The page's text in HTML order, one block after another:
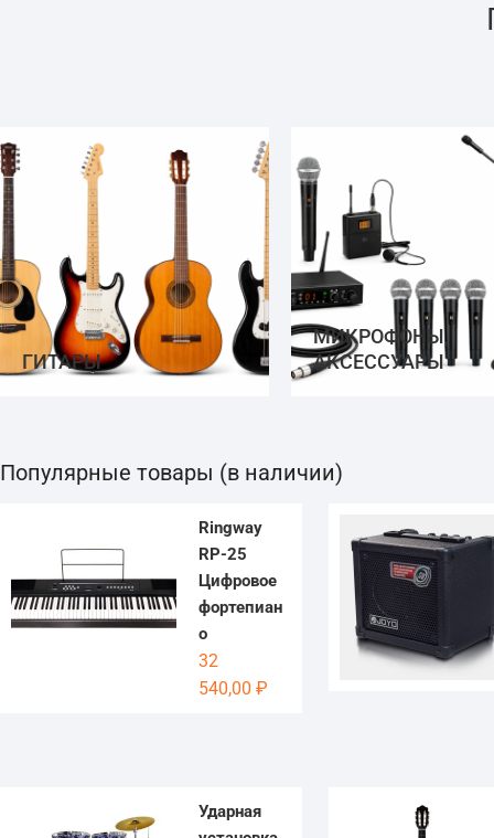
ГИТАРЫ
МИКРОФОНЫ,
АКСЕССУАРЫ
Популярные товары (в наличии)
Ringway
RP-25
Цифровое
фортепиан
о
32
540,00 ₽
Ударная